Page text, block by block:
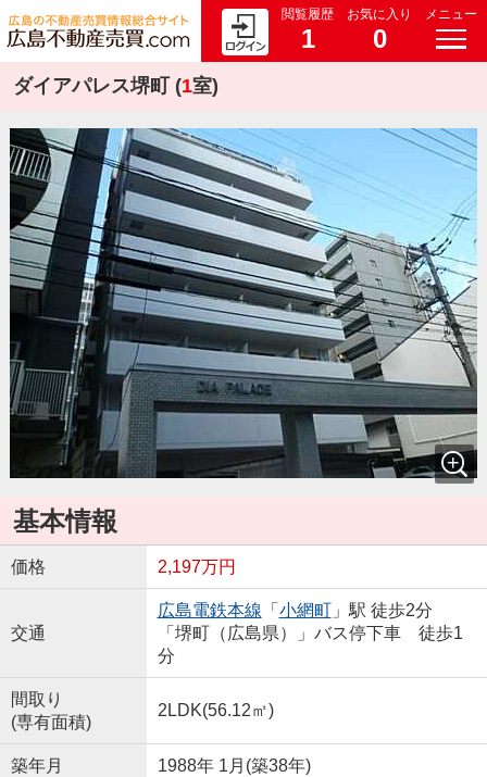
閲覧履歴
1
お気に入り
0
メニュー
ダイアパレス堺町 (1室)
基本情報
価格 2,197万円
交通
広島電鉄本線 「 小網町」駅 徒歩2分
「堺町（広島県）」バス停下車 徒歩1
分
間取り
(専有面積)
2LDK(56.12㎡)
築年月 1988年 1月(築38年)